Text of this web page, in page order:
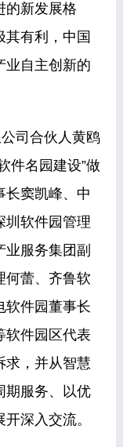
的新发展格
其有利，中国
业自主创新的
司合伙人黄鸥
件名园建设”做
长窦凯峰、中
圳软件园管理
服务集团副
何蕾、齐鲁软
软件园董事长
软件园区代表
求，并从智慧
期服务、以优
深入交流。